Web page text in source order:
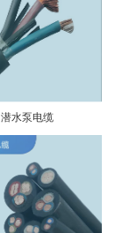
潜水泵电缆